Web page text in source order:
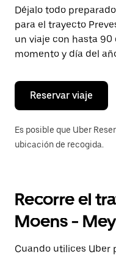
fecha.
Pulsa
el
botón
de
escape
cerrar
calendario.
Déjalo todo
para el trayecto
un viaje con hasta
momento y día del
Reservar viaje
Es posible que Uber
ubicación de recogida.
Recorre el
Moens -
Cuando utilices Uber